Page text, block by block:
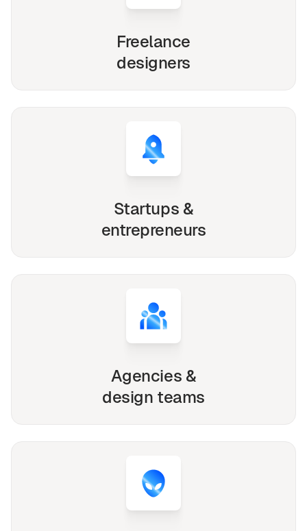
Freelance
designers
Startups &
entrepreneurs
Agencies &
design teams